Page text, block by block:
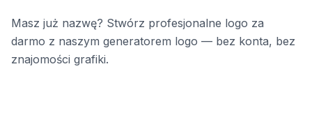
Masz już nazwę? Stwórz profesjonalne logo za
darmo z naszym generatorem logo — bez konta, bez
znajomości grafiki.